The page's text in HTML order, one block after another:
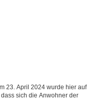
23. April 2024 wurde hier auf
sich die Anwohner der